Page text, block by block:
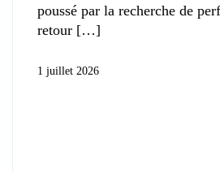
poussé par la recherche de
retour
1 juillet 2026